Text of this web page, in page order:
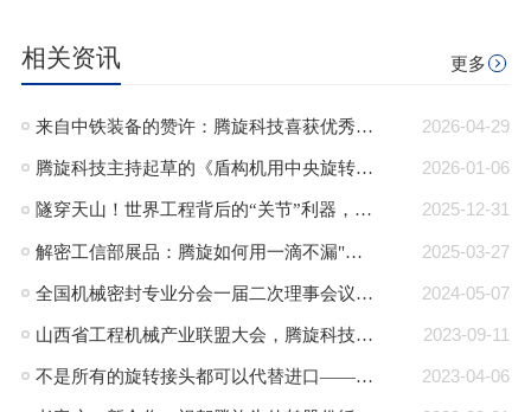
相关资讯 更多
2026-04-29
来自中铁装备的赞许：腾旋科技喜获优秀供应商奖+质量标杆奖
2026-01-06
腾旋科技主持起草的《盾构机用中央旋转接头》行业标准正式发布
2025-12-31
隧穿天山！世界工程背后的“关节”利器，腾旋回转接头助力TBM挑战极限！
2025-03-27
解密工信部展品：腾旋如何用一滴不漏"技术破局半导体高端装备“卡脖子”难题"
2024-05-07
全国机械密封专业分会一届二次理事会议在郎溪顺利召开
2023-09-11
山西省工程机械产业联盟大会，腾旋科技入选成员单位
2023-04-06
不是所有的旋转接头都可以代替进口——腾旋：可替代进口的旋转接头品牌